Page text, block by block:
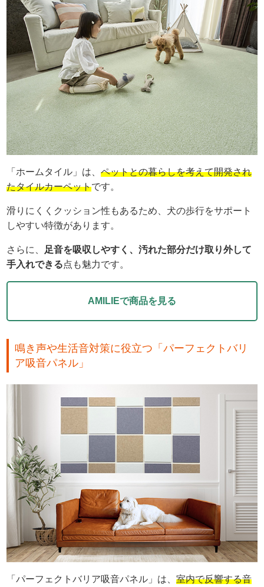
「ホームタイル」は、ペットとの暮らしを考えて開発され
たタイルカーペットです。
滑りにくくクッション性もあるため、犬の歩行をサポート
しやすい特徴があります。
さらに、
足音を吸収しやすく、汚れた部分だけ取り外して
手入れできる点も魅力です。
AMILIEで商品を見る
鳴き声や生活音対策に役立つ「パーフェクトバリ
ア吸音パネル」
「パーフェクトバリア吸音パネル」は、室内で反響する音